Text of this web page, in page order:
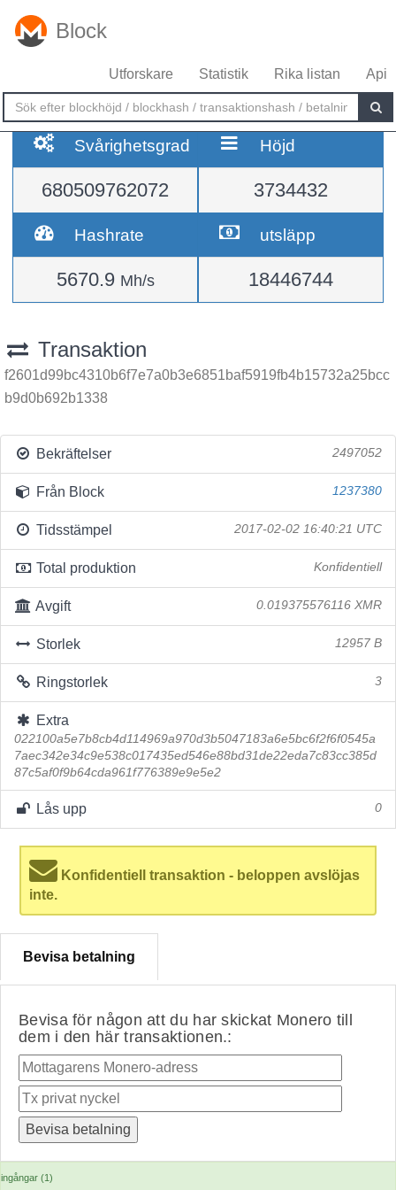
Block
Utforskare Statistik Rika listan Api
Svårighetsgrad
680509762072
Höjd
3734432
Hashrate
5670.9 Mh/s
utsläpp
18446744
Transaktion
f2601d99bc4310b6f7e7a0b3e6851baf5919fb4b15732a25bcc
b9d0b692b1338
Bekräftelser 2497052
Från Block 1237380
Tidsstämpel 2017-02-02 16:40:21 UTC
Total produktion Konfidentiell
Avgift 0.019375576116 XMR
Storlek 12957 B
Ringstorlek 3
Extra
022100a5e7b8cb4d114969a970d3b5047183a6e5bc6f2f6f0545a
7aec342e34c9e538c017435ed546e88bd31de22eda7c83cc385d
87c5af0f9b64cda961f776389e9e5e2
Lås upp 0
Konfidentiell transaktion - beloppen avslöjas
inte.
Bevisa betalning
Bevisa för någon att du har skickat Monero till
dem i den här transaktionen.:
ingångar (1)